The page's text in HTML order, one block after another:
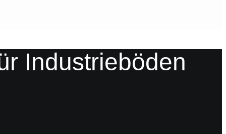
Industrieböden